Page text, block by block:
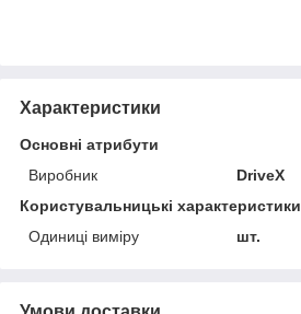
Характеристики
Основні атрибути
Виробник
DriveX
Користувальницькі характеристики
Одиниці виміру
шт.